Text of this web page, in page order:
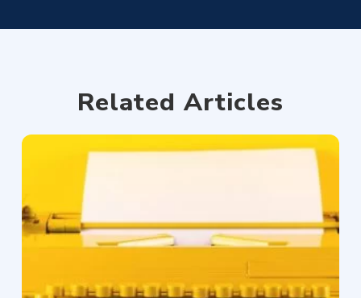
Related Articles